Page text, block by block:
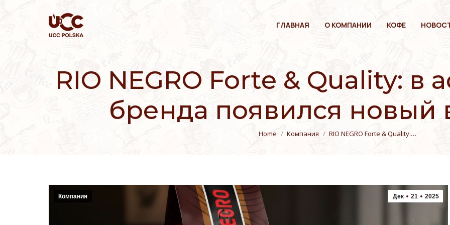
ГЛАВНАЯ О КОМПАНИИ КОФЕ
RIO NEGRO Forte & Quality: в
бренда появился новый
You are here:
Home Компания RIO NEGRO Forte & Quality:…
Дек 21 2025
Компания